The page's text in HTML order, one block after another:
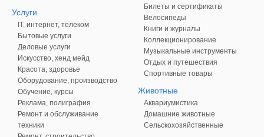
Услуги
IT, интернет, телеком
Бытовые услуги
Деловые услуги
Искусство, хенд мейд
Красота, здоровье
Оборудование, производство
Обучение, курсы
Реклама, полиграфия
Ремонт и обслуживание
техники
Билеты и сертификаты
Велосипеды
Книги и журналы
Коллекционирование
Музыкальные инструменты
Отдых и путешествия
Спортивные товары
Животные
Аквариумистика
Домашние животные
Сельскохозяйственные